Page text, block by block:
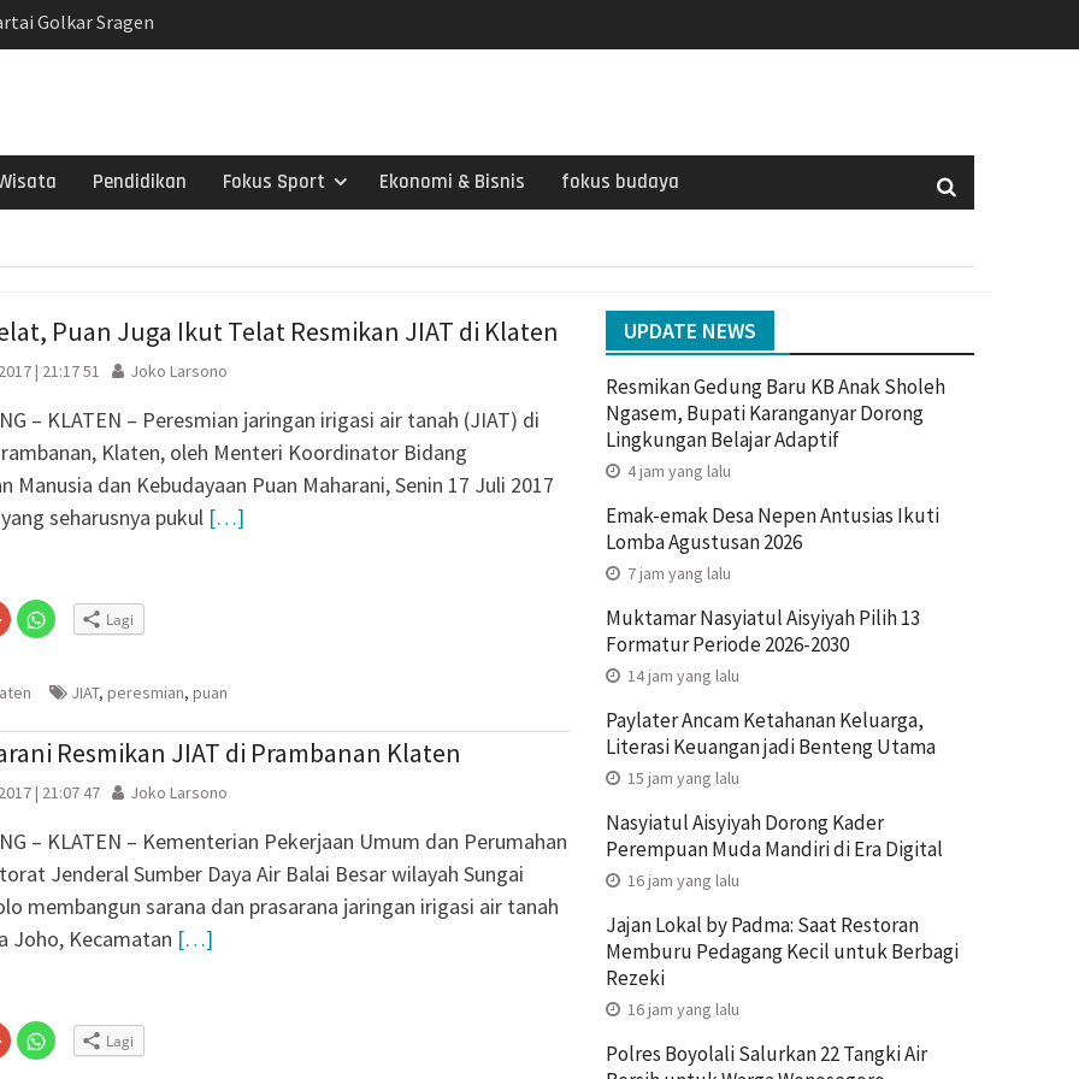
Golkar Sragen
Bahlil Lahadalia
Adaptif
Keluarga,
jadi Benteng Utama
Mandiri di Era Digital
Saat Restoran
Kecil untuk
Wonosegoro
Selesaikan Kasus
Setengah Karung
Sebaran Apem Keong
Pendidikan Fokus Sport Ekonomi & Bisnis fokus budaya
Puan Juga Ikut Telat Resmikan JIAT di Klaten
| 21:17 51 Joko Larsono
– KLATEN – Peresmian jaringan irigasi air tanah (JIAT) di
Klaten, oleh Menteri Koordinator Bidang
Manusia dan Kebudayaan Puan Maharani, Senin 17 Juli 2017
seharusnya pukul […]
Klik
untuk
berbagi
(Membuka
di
yang
baru)
Klik
untuk
di
jendela
baru)
Lagi
JIAT, peresmian, puan
Resmikan JIAT di Prambanan Klaten
| 21:07 47 Joko Larsono
– KLATEN – Kementerian Pekerjaan Umum dan Perumahan
Jenderal Sumber Daya Air Balai Besar wilayah Sungai
membangun sarana dan prasarana jaringan irigasi air tanah
Joho, Kecamatan […]
Klik
untuk
berbagi
Klik
untuk Lagi
UPDATE NEWS
Resmikan Gedung Baru KB Anak Sholeh
Ngasem, Bupati Karanganyar Dorong
Lingkungan Belajar Adaptif
4 jam yang lalu
Emak-emak Desa Nepen Antusias Ikuti
Lomba Agustusan 2026
7 jam yang lalu
Muktamar Nasyiatul Aisyiyah Pilih 13
Formatur Periode 2026-2030
14 jam yang lalu
Paylater Ancam Ketahanan Keluarga,
Literasi Keuangan jadi Benteng Utama
15 jam yang lalu
Nasyiatul Aisyiyah Dorong Kader
Perempuan Muda Mandiri di Era Digital
16 jam yang lalu
Jajan Lokal by Padma: Saat Restoran
Memburu Pedagang Kecil untuk Berbagi
Rezeki
16 jam yang lalu
Polres Boyolali Salurkan 22 Tangki Air